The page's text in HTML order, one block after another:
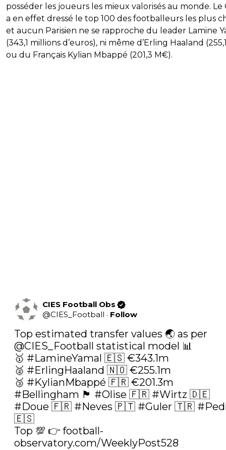
posséder les joueurs les mieux valorisés au monde. Le
a en effet dressé le top 100 des footballeurs les plus
et aucun Parisien ne se rapproche du leader Lamine
(343,1 millions d’euros), ni même d’Erling Haaland
ou du Français Kylian Mbappé (201,3 M€).
CIES Football Obs
@CIES_Football · Follow
@CIES_Football statistical model 📊
🥇 #LamineYamal 🇪🇸 €343.1m
🥈 #ErlingHaaland 🇳🇴 €255.1m
🥉 #KylianMbappé
#Bellingham 🏴󠁧󠁢󠁥󠁮󠁧󠁿 #Olise 🇫🇷 #Wirtz
#Doue 🇫🇷 #Neves 🇵🇹 #Guler 🇹🇷
🇪🇸
Top 💯 👉 football-
observatory.com/WeeklyPost528